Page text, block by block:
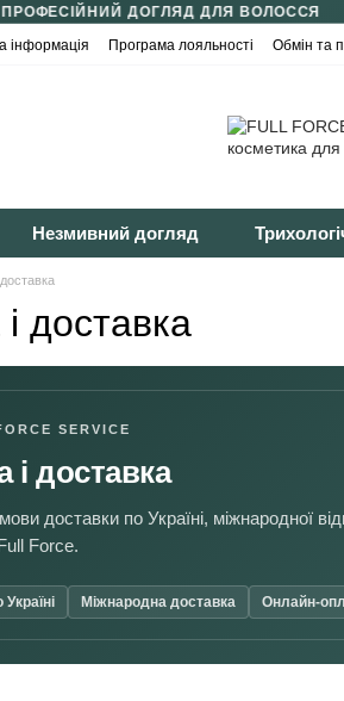
ДОГЛЯД ДЛЯ ВОЛОССЯ
інформація Програма лояльності Обмін та
Незмивний догляд
доставка
SERVICE
і доставка
доставки по Україні, міжнародної
Force.
Міжнародна доставка Онлайн-